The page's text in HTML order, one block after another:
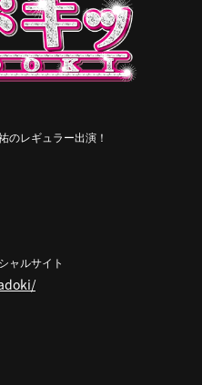
のレギュラー出演！
ャルサイト